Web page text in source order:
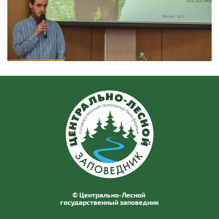
© Центрально-Лесной
государственный заповедник